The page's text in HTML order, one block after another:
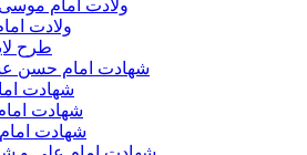
ولادت امام
ولادت
طرح
شهادت امام حسن
شهادت
شهادت
شهادت